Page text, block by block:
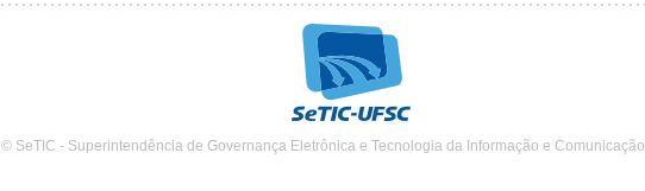
© SeTIC - Superintendência de Governança Eletrônica e Tecnologia da Informação e Comunicação